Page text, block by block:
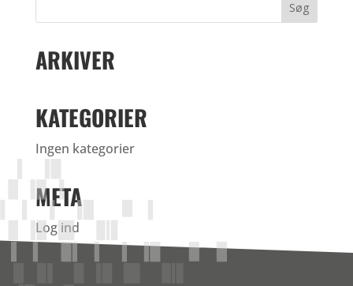
ARKIVER
KATEGORIER
Ingen kategorier
META
Log ind